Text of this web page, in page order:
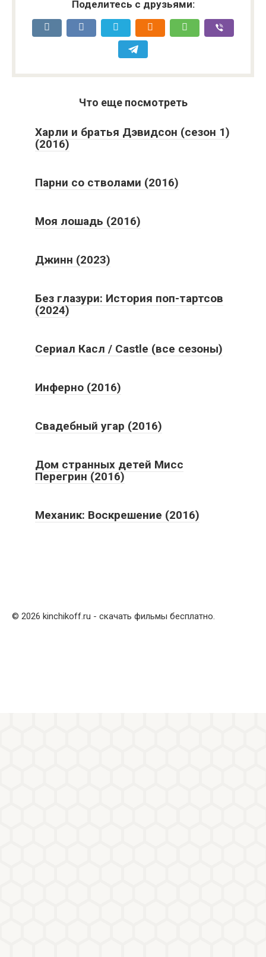
Поделитесь с друзьями:
Что еще посмотреть
Харли и братья Дэвидсон (сезон 1)
(2016)
Парни со стволами (2016)
Моя лошадь (2016)
Джинн (2023)
Без глазури: История поп-тартсов
(2024)
Сериал Касл / Castle (все сезоны)
Инферно (2016)
Свадебный угар (2016)
Дом странных детей Мисс
Перегрин (2016)
Механик: Воскрешение (2016)
© 2026 kinchikoff.ru - скачать фильмы бесплатно.